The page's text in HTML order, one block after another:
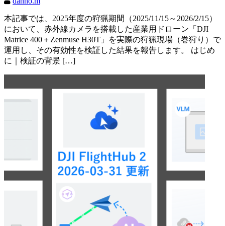
本記事では、2025年度の狩猟期間（2025/11/15～2026/2/15）
において、赤外線カメラを搭載した産業用ドローン「DJI
Matrice 400＋Zenmuse H30T」を実際の狩猟現場（巻狩り）で
運用し、その有効性を検証した結果を報告します。 はじめ
に｜検証の背景 […]